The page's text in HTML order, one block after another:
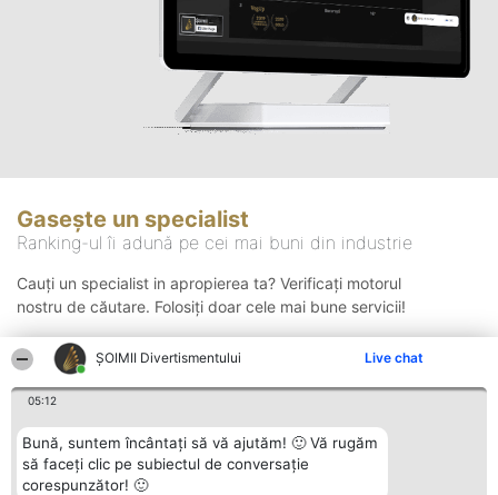
ŞOIMII Divertismentului Live chat
05:12
Bună, suntem încântați să vă ajutăm! 🙂 Vă rugăm
să faceți clic pe subiectul de conversație
corespunzător! 🙂
Gasește un specialist
Ranking-ul îi adună pe cei mai buni din industrie
Cauți un specialist in apropierea ta? Verificați motorul
nostru de căutare. Folosiți doar cele mai bune servicii!